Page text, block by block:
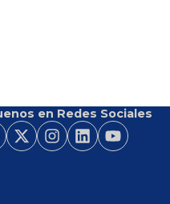
en Redes Sociales